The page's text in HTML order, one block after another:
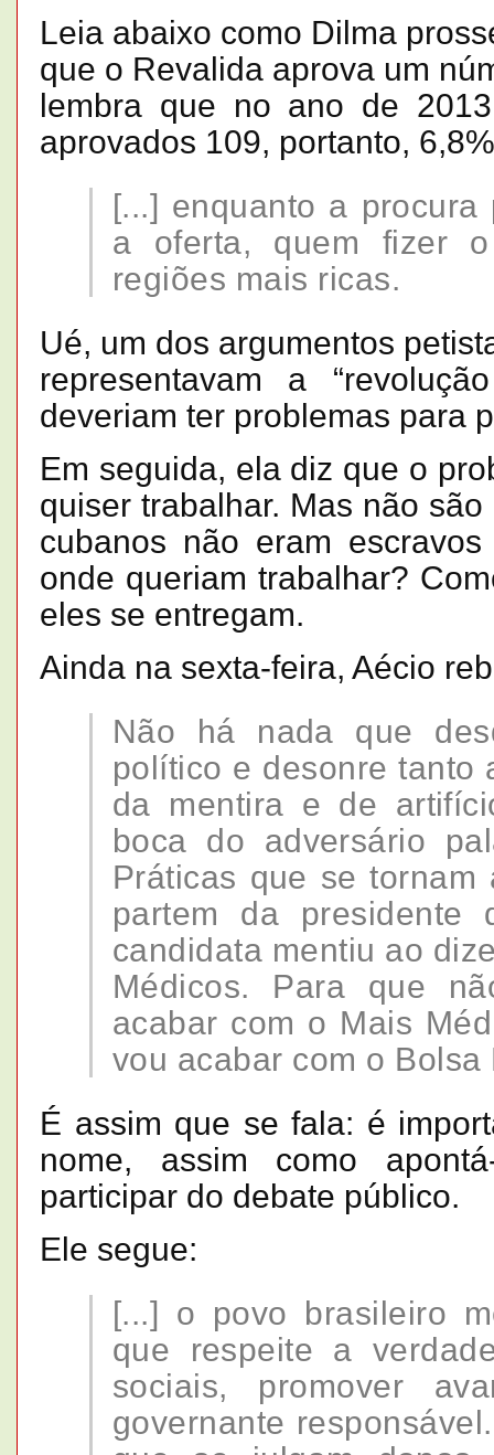
Leia abaixo como Dilma
que o Revalida aprova um
lembra que no ano de
aprovados 109, portanto,
[...] enquanto a
a oferta, quem fizer
regiões mais ricas.
Ué, um dos argumentos
representavam a
deveriam ter problemas para
Em seguida, ela diz que o
quiser trabalhar. Mas não
cubanos não eram
onde queriam trabalhar?
eles se entregam.
Ainda na sexta-feira, Aécio
Não há nada que
político e desonre tanto
da mentira e de
boca do adversário
Práticas que se
partem da
candidata mentiu ao
Médicos. Para que
acabar com o Mais
vou acabar com o
É assim que se fala: é
nome, assim como
participar do debate público.
Ele segue:
[...] o povo brasileiro
que respeite a
sociais, promover
governante